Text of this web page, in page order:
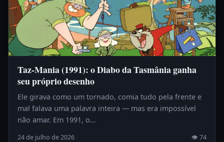
Taz-Mania (1991): o Diabo da Tasmânia ganha
seu próprio desenho
Ele girava como um tornado, comia tudo pela frente e
mal falava uma palavra inteira — mas era impossível
não amar. Em 1991, o…
24 de julho de 2026 👁 74